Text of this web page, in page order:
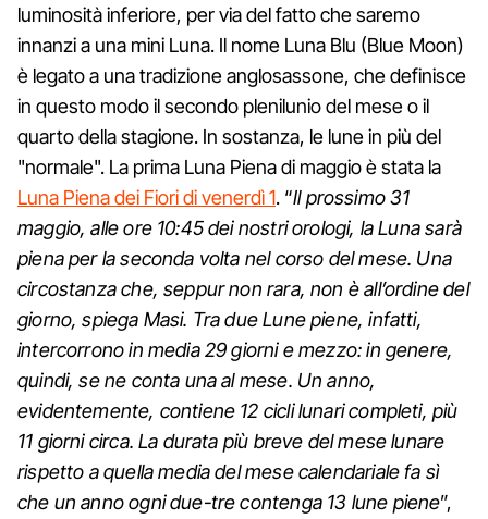
luminosità inferiore, per via del fatto che saremo
innanzi a una mini Luna. Il nome Luna Blu (Blue Moon)
è legato a una tradizione anglosassone, che definisce
in questo modo il secondo plenilunio del mese o il
quarto della stagione. In sostanza, le lune in più del
"normale". La prima Luna Piena di maggio è stata la
Luna Piena dei Fiori di venerdì 1. “Il prossimo 31
maggio, alle ore 10:45 dei nostri orologi, la Luna sarà
piena per la seconda volta nel corso del mese. Una
circostanza che, seppur non rara, non è all’ordine del
giorno, spiega Masi. Tra due Lune piene, infatti,
intercorrono in media 29 giorni e mezzo: in genere,
quindi, se ne conta una al mese. Un anno,
evidentemente, contiene 12 cicli lunari completi, più
11 giorni circa. La durata più breve del mese lunare
rispetto a quella media del mese calendariale fa sì
che un anno ogni due-tre contenga 13 lune piene”,